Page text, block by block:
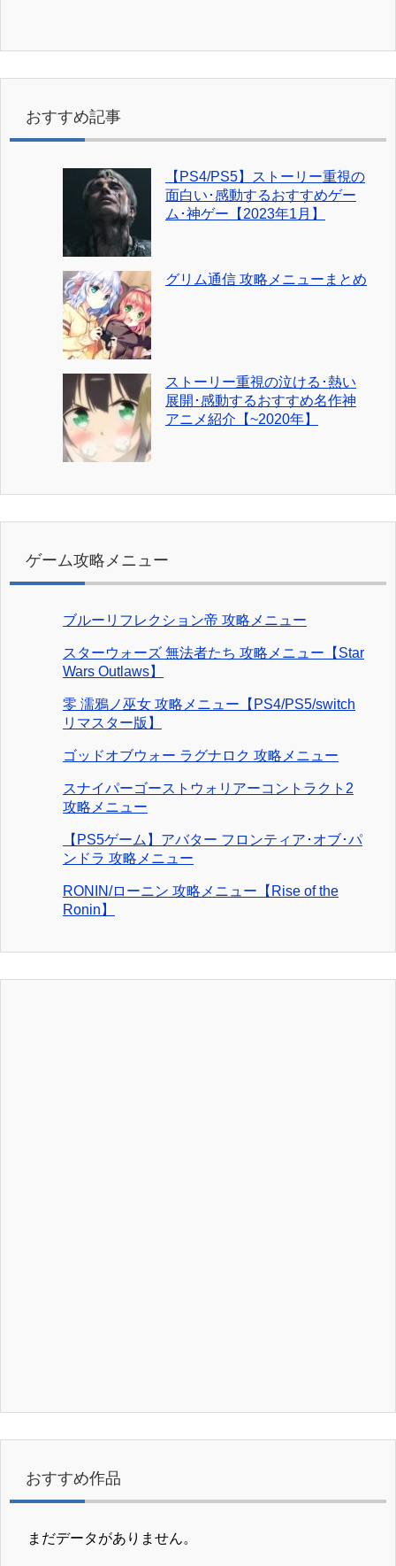
おすすめ記事
【PS4/PS5】ストーリー重視の
面白い･感動するおすすめゲー
ム･神ゲー【2023年1月】
グリム通信 攻略メニューまとめ
ストーリー重視の泣ける･熱い
展開･感動するおすすめ名作神
アニメ紹介【~2020年】
ゲーム攻略メニュー
ブルーリフレクション帝 攻略メニュー
スターウォーズ 無法者たち 攻略メニュー【Star
Wars Outlaws】
零 濡鴉ノ巫女 攻略メニュー【PS4/PS5/switch
リマスター版】
ゴッドオブウォー ラグナロク 攻略メニュー
スナイパーゴーストウォリアーコントラクト2
攻略メニュー
【PS5ゲーム】アバター フロンティア･オブ･パ
ンドラ 攻略メニュー
RONIN/ローニン 攻略メニュー【Rise of the
Ronin】
おすすめ作品
まだデータがありません。